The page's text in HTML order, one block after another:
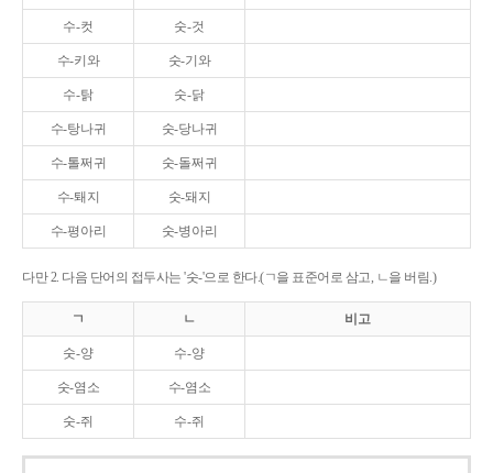
수-컷 숫-것
수-키와 숫-기와
수-탉 숫-닭
수-탕나귀 숫-당나귀
수-톨쩌귀 숫-돌쩌귀
수-퇘지 숫-돼지
수-평아리 숫-병아리
다만 2. 다음 단어의 접두사는 '숫-'으로 한다.(ㄱ을 표준어로 삼고, ㄴ을 버림.)
ㄱ ㄴ 비고
숫-양 수-양
숫-염소 수-염소
숫-쥐 수-쥐